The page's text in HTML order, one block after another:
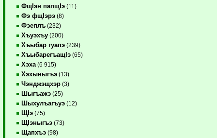
ФщIэн папщIэ (11)
Фэ фщIэрэ (8)
Фэеплъ (232)
Хъуэхъу (200)
Хъыбар гуапэ (239)
ХъыбарегъащIэ (65)
Хэха (6 915)
Хэхыныгъэ (13)
Чэнджэщхэр (3)
Шыгъажэ (25)
Шыхулъагъуэ (12)
ЩIэ (75)
ЩIэныгъэ (73)
Щапхъэ (98)